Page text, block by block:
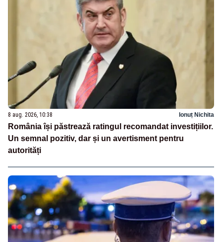
8 aug. 2026, 10:38 Ionuț Nichita
România își păstrează ratingul recomandat investițiilor.
Un semnal pozitiv, dar și un avertisment pentru
autorități